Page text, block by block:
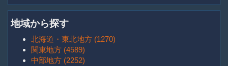
地域から探す
北海道・東北地方 (1270)
関東地方 (4589)
中部地方 (2252)